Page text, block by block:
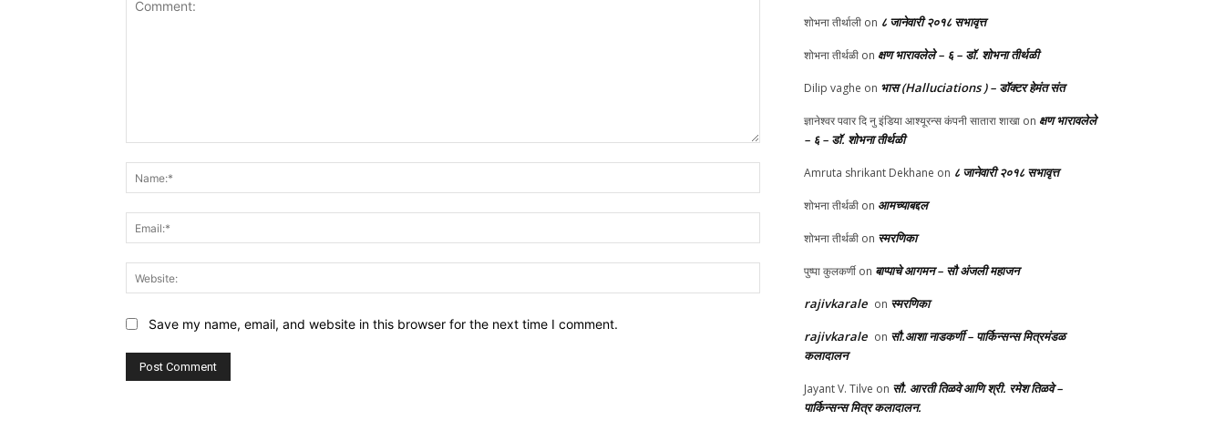
Website:
Save my name, email, and website in this browser for the next time I comment.
शोभना तीर्थाली on ८ जानेवारी २०१८ सभावृत्त
शोभना तीर्थळी on क्षण भारावलेले – ६ – डॉ. शोभना तीर्थळी
Dilip vaghe on भास (Halluciations ) – डॉक्टर हेमंत संत
ज्ञानेश्वर पवार दि नु इंडिया आश्यूरन्स कंपनी सातारा शाखा on क्षण भारावलेले
– ६ – डॉ. शोभना तीर्थळी
Amruta shrikant Dekhane on ८ जानेवारी २०१८ सभावृत्त
शोभना तीर्थळी on आमच्याबद्दल
शोभना तीर्थळी on स्मरणिका
पुष्पा कुलकर्णी on बाप्पाचे आगमन – सौ अंजली महाजन
rajivkarale on स्मरणिका
rajivkarale on सौ.आशा नाडकर्णी – पार्किन्सन्स मित्रमंडळ
कलादालन
Jayant V. Tilve on सौ. आरती तिळवे आणि श्री. रमेश तिळवे –
पार्किन्सन्स मित्र कलादालन.